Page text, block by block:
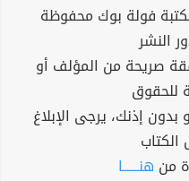
فولة بوك محفوظة
النشر
صريحة من المؤلف أو
للحقوق
إذنك، يرجى الإبلاغ
من هنــــــا